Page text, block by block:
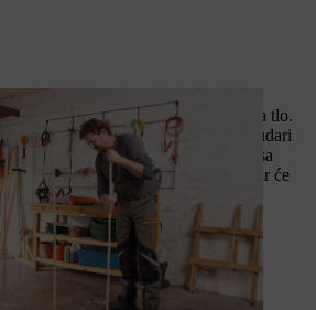
okruglim komadima drveta na tlo.
okvira na okrugle komade drveta i udari
komade drveta zatim pričvrsti sa
zavrtnjem od 3 x 50 milimetara. Okvir će